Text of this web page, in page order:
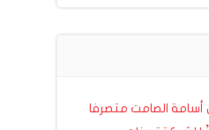
أسامة الصامت متصرفا